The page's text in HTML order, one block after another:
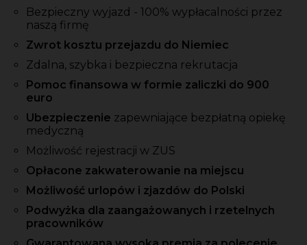
Bezpieczny wyjazd - 100% wypłacalności przez
naszą firmę
Zwrot kosztu przejazdu do Niemiec
Zdalna, szybka i bezpieczna rekrutacja
Pomoc finansowa w formie zaliczki do 900
euro
Ubezpieczenie zapewniające bezpłatną opiekę
medyczną
Możliwość rejestracji w ZUS
Opłacone zakwaterowanie na miejscu
Możliwość urlopów i zjazdów do Polski
Podwyżka dla zaangażowanych i rzetelnych
pracowników